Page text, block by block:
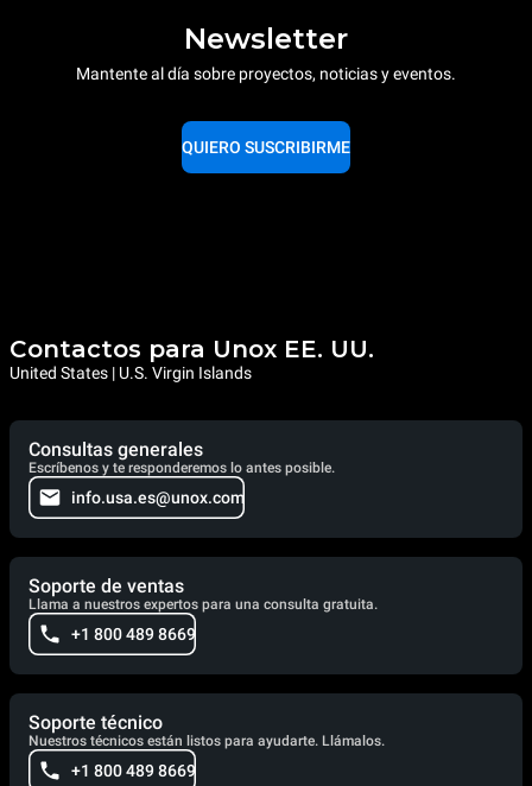
Newsletter
Mantente al día sobre proyectos, noticias y eventos.
QUIERO SUSCRIBIRME
Contactos para Unox EE. UU.
United States | U.S. Virgin Islands
Consultas generales
Escríbenos y te responderemos lo antes posible.
info.usa.es@unox.com
Soporte de ventas
Llama a nuestros expertos para una consulta gratuita.
+1 800 489 8669
Soporte técnico
Nuestros técnicos están listos para ayudarte. Llámalos.
+1 800 489 8669